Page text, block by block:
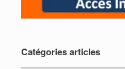
Catégories articles